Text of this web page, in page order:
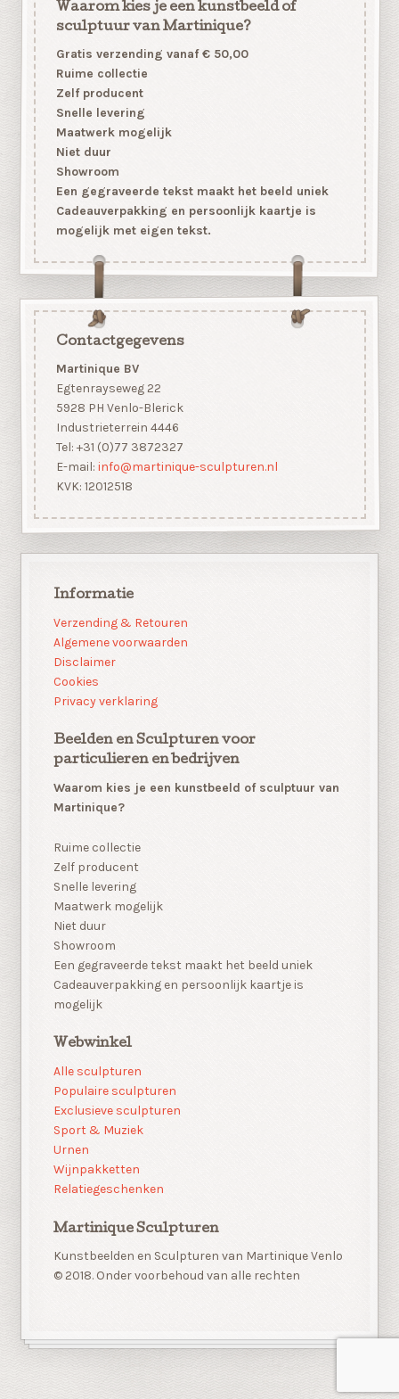
Waarom kies je een kunstbeeld of
sculptuur van Martinique?
Gratis verzending vanaf € 50,00
Ruime collectie
Zelf producent
Snelle levering
Maatwerk mogelijk
Niet duur
Showroom
Een gegraveerde tekst maakt het beeld uniek
Cadeauverpakking en persoonlijk kaartje is
mogelijk met eigen tekst.
Contactgegevens
Martinique BV
Egtenrayseweg 22
5928 PH Venlo-Blerick
Industrieterrein 4446
Tel: +31 (0)77 3872327
E-mail: info@martinique-sculpturen.nl
KVK: 12012518
Informatie
Verzending & Retouren
Algemene voorwaarden
Disclaimer
Cookies
Privacy verklaring
Beelden en Sculpturen voor
particulieren en bedrijven
Waarom kies je een kunstbeeld of sculptuur van
Martinique?
Ruime collectie
Zelf producent
Snelle levering
Maatwerk mogelijk
Niet duur
Showroom
Een gegraveerde tekst maakt het beeld uniek
Cadeauverpakking en persoonlijk kaartje is
mogelijk
Webwinkel
Alle sculpturen
Populaire sculpturen
Exclusieve sculpturen
Sport & Muziek
Urnen
Wijnpakketten
Relatiegeschenken
Martinique Sculpturen
Kunstbeelden en Sculpturen van Martinique Venlo
© 2018. Onder voorbehoud van alle rechten